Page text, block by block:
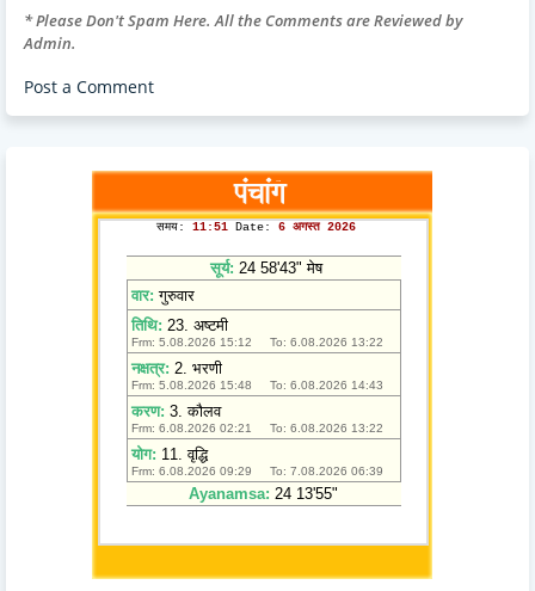
* Please Don't Spam Here. All the Comments are Reviewed by
Admin.
Post a Comment